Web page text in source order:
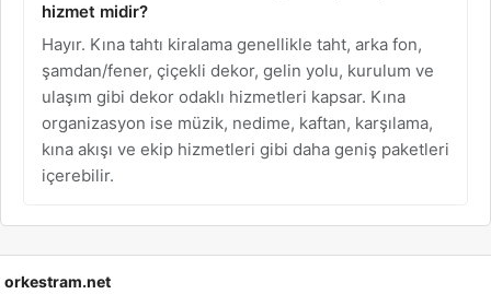
hizmet midir?
Hayır. Kına tahtı kiralama genellikle taht, arka fon,
şamdan/fener, çiçekli dekor, gelin yolu, kurulum ve
ulaşım gibi dekor odaklı hizmetleri kapsar. Kına
organizasyon ise müzik, nedime, kaftan, karşılama,
kına akışı ve ekip hizmetleri gibi daha geniş paketleri
içerebilir.
orkestram.net